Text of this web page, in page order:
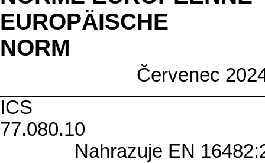
EUROPÄISCHE
Červenec
ICS
Nahrazuje EN